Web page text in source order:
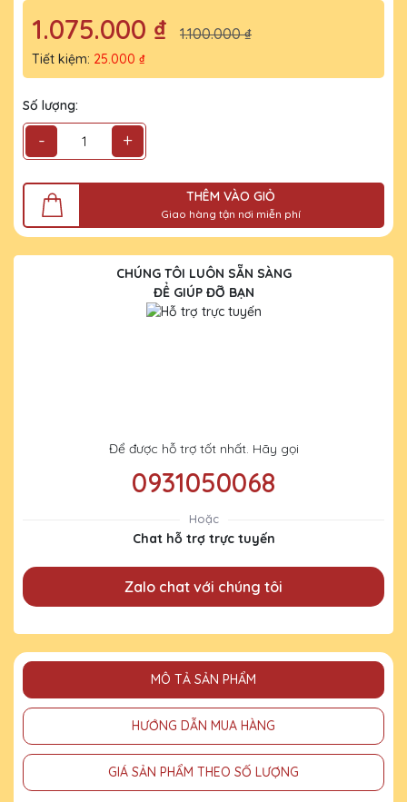
1.075.000 ₫ 1.100.000 ₫
Tiết kiệm: 25.000 ₫
Số lượng:
- +
THÊM VÀO GIỎ
Giao hàng tận nơi miễn phí
CHÚNG TÔI LUÔN SẴN SÀNG
ĐỂ GIÚP ĐỠ BẠN
Để được hỗ trợ tốt nhất. Hãy gọi
0931050068
Hoặc
Chat hỗ trợ trực tuyến
Zalo chat với chúng tôi
MÔ TẢ SẢN PHẨM
HƯỚNG DẪN MUA HÀNG
GIÁ SẢN PHẨM THEO SỐ LƯỢNG